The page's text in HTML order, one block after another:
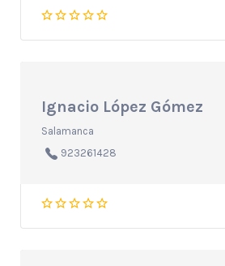
Ignacio López Gómez
Salamanca
923261428